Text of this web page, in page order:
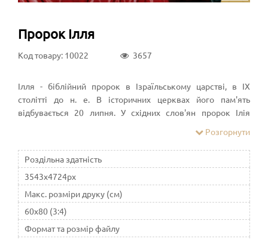
Пророк Ілля
Код товару: 10022 3657
Ілля - біблійний пророк в Ізраїльському царстві, в IX
столітті до н. е. В історичних церквах його пам'ять
відбувається 20 липня. У східних слов'ян пророк Ілія
Розгорнути
Роздільна здатність
3543x4724px
Макс. розміри друку (см)
60x80 (3:4)
Формат та розмір файлу